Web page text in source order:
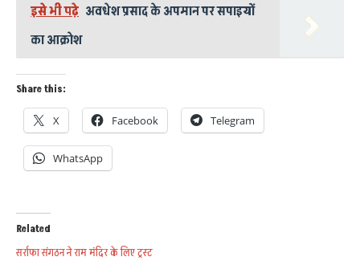
इसे भी पढ़े अवधेश प्रसाद के अपमान पर सपाइयों
का आक्रोश
Share this:
X Facebook Telegram
WhatsApp
Related
सर्राफा संगठन ने राम मंदिर के लिए ट्रस्ट